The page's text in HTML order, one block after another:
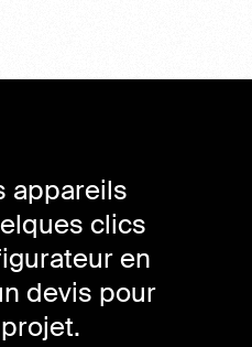
appareils
clics
en
devis pour